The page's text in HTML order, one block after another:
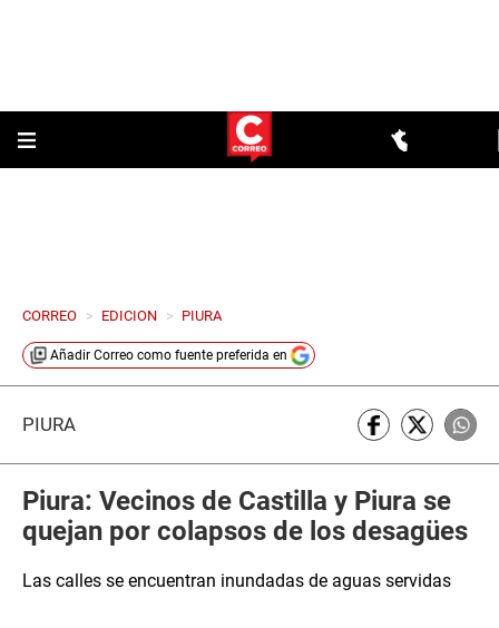
CORREO > EDICION > PIURA
Añadir Correo como fuente preferida en
PIURA
Piura: Vecinos de Castilla y Piura se
quejan por colapsos de los desagües
Las calles se encuentran inundadas de aguas servidas